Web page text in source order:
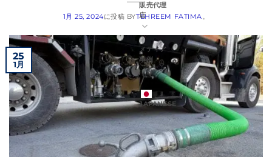
販売代理
店
メディア
事例
JAPANESE
1月 25, 2024に投稿 BYTEHREEM FATIMA
25
1月